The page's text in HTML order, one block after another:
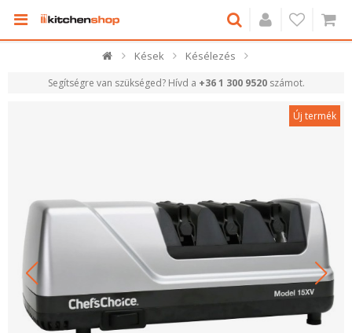
Kések Késélezés
Segítségre van szükséged? Hívd a +36 1 300 9520számot.
Új termék